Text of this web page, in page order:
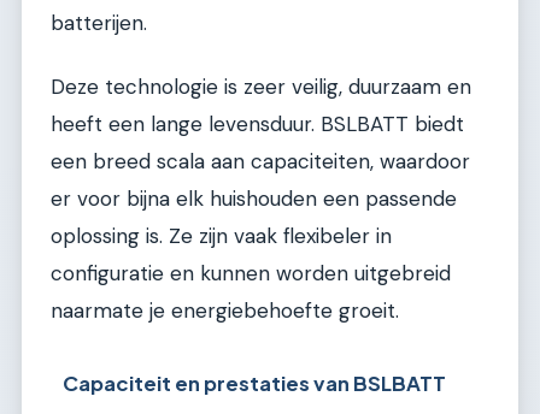
batterijen.
Deze technologie is zeer veilig, duurzaam en
heeft een lange levensduur. BSLBATT biedt
een breed scala aan capaciteiten, waardoor
er voor bijna elk huishouden een passende
oplossing is. Ze zijn vaak flexibeler in
configuratie en kunnen worden uitgebreid
naarmate je energiebehoefte groeit.
Capaciteit en prestaties van BSLBATT